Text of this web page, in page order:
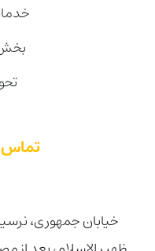
تماس
خیابان جمهوری،